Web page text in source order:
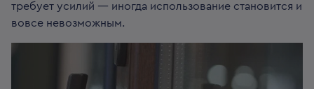
требует усилий — иногда использование становится и
вовсе невозможным.